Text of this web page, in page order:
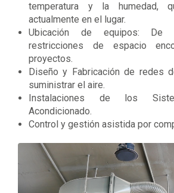
temperatura y la humedad,
actualmente en el lugar.
Ubicación de equipos: De
restricciones de espacio
proyectos.
Diseño y Fabricación de redes
suministrar el aire.
Instalaciones de los
Acondicionado.
Control y gestión asistida por